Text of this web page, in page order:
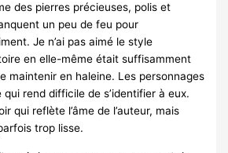
des pierres précieuses, polis et
un peu de feu pour
Je n’ai pas aimé le style
en elle-même était suffisamment
maintenir en haleine. Les personnages
rend difficile de s’identifier à eux.
qui reflète l’âme de l’auteur, mais
trop lisse.